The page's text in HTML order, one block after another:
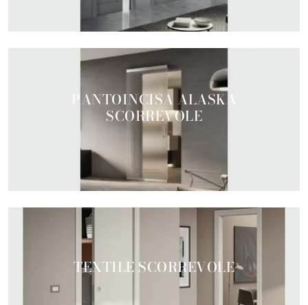
PANTOINCISA ALASKA
SCORREVOLE
TEXTILE SCORREVOLE